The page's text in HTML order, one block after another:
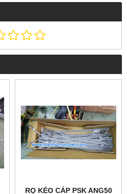
RỌ KÉO CÁP PSK ANG50